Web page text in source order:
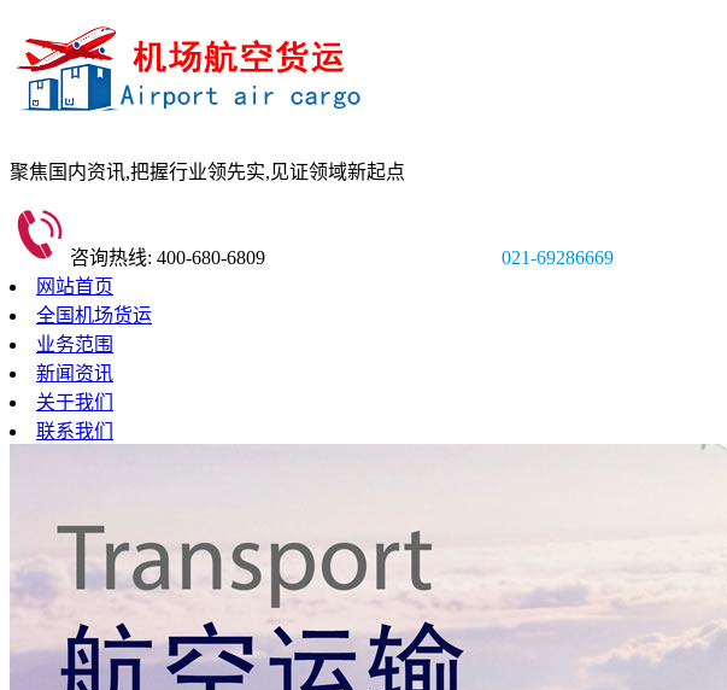
聚焦国内资讯,把握行业领先实,见证领域新起点
咨询热线: 400-680-6809
021-69286669
网站首页
全国机场货运
业务范围
新闻资讯
关于我们
联系我们